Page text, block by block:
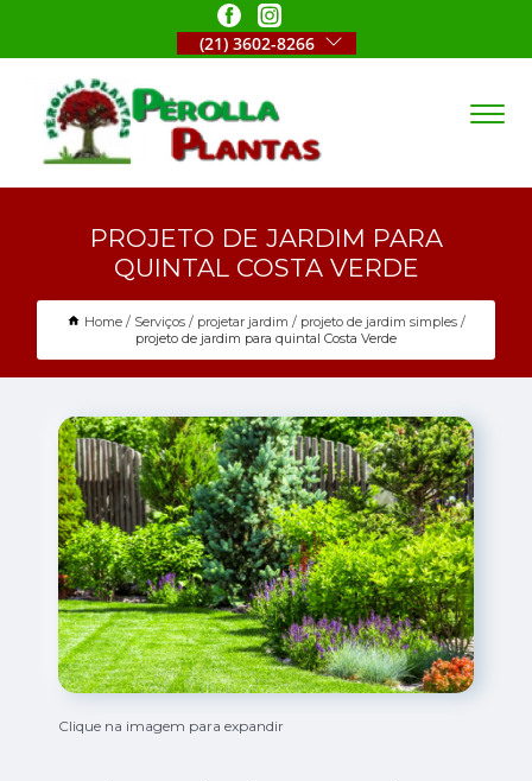
(21) 3602-8266
PROJETO DE JARDIM PARA
QUINTAL COSTA VERDE
Home Serviços projetar jardim
projeto de jardim simples
projeto de jardim para quintal Costa Verde
Clique na imagem para expandir